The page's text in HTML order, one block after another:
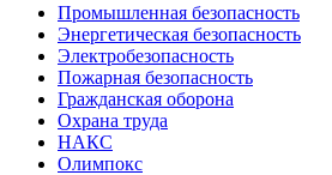
Промышленная безопасность
Энергетическая безопасность
Электробезопасность
Пожарная безопасность
Гражданская оборона
Охрана труда
НАКС
Олимпокс